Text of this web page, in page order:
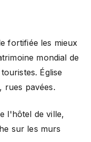
fortifiée les mieux
mondial de
Église
rues pavées.
l'hôtel de ville,
sur les murs